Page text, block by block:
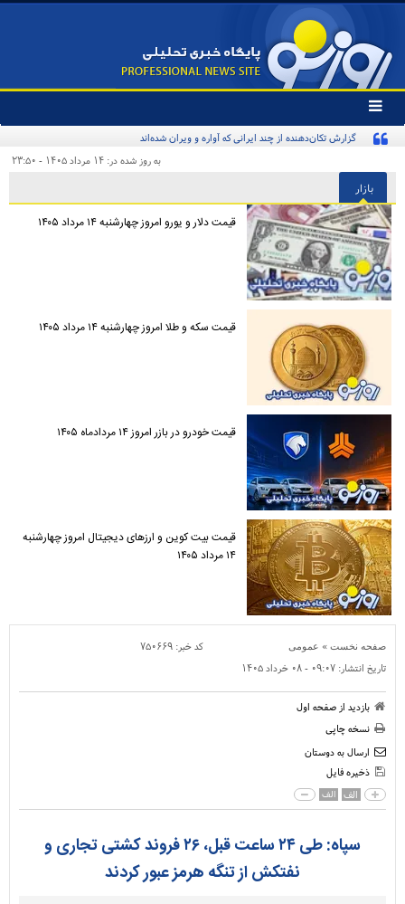
تغییر
وضعیت
منوی
ها
به روز شده در: ۱۴ مرداد ۱۴۰۵ - ۲۳:۵۰
بازار
قیمت دلار و یورو امروز چهارشنبه ۱۴ مرداد ۱۴۰۵
قیمت سکه و طلا امروز چهارشنبه ۱۴ مرداد ۱۴۰۵
قیمت خودرو در بازر امروز ۱۴ مردادماه ۱۴۰۵
قیمت بیت کوین و ارز‌های دیجیتال امروز چهارشنبه
۱۴ مرداد ۱۴۰۵
صفحه نخست » عمومی کد خبر: ۷۵۰۶۶۹
تاریخ انتشار: ۰۹:۰۷ - ۰۸ خرداد ۱۴۰۵
بازدید از صفحه اول
نسخه چاپی
ارسال به دوستان
ذخیره فایل
الف الف
سپاه: طی ۲۴ ساعت قبل، ۲۶ فروند کشتی تجاری و
نفتکش از تنگه هرمز عبور کردند